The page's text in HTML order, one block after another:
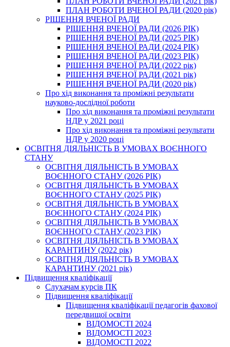
ПЛАН РОБОТИ ВЧЕНОЇ РАДИ (2020 рік)
РІШЕННЯ ВЧЕНОЇ РАДИ
РІШЕННЯ ВЧЕНОЇ РАДИ (2026 РІК)
РІШЕННЯ ВЧЕНОЇ РАДИ (2025 РІК)
РІШЕННЯ ВЧЕНОЇ РАДИ (2024 РІК)
РІШЕННЯ ВЧЕНОЇ РАДИ (2023 РІК)
РІШЕННЯ ВЧЕНОЇ РАДИ (2022 рік)
РІШЕННЯ ВЧЕНОЇ РАДИ (2021 рік)
РІШЕННЯ ВЧЕНОЇ РАДИ (2020 рік)
Про хід виконання та проміжні результати
науково-дослідної роботи
Про хід виконання та проміжні результати
НДР у 2021 році
Про хід виконання та проміжні результати
НДР у 2020 році
ОСВІТНЯ ДІЯЛЬНІСТЬ В УМОВАХ ВОЄННОГО
СТАНУ
ОСВІТНЯ ДІЯЛЬНІСТЬ В УМОВАХ
ВОЄННОГО СТАНУ (2026 РІК)
ОСВІТНЯ ДІЯЛЬНІСТЬ В УМОВАХ
ВОЄННОГО СТАНУ (2025 РІК)
ОСВІТНЯ ДІЯЛЬНІСТЬ В УМОВАХ
ВОЄННОГО СТАНУ (2024 РІК)
ОСВІТНЯ ДІЯЛЬНІСТЬ В УМОВАХ
ВОЄННОГО СТАНУ (2023 РІК)
ОСВІТНЯ ДІЯЛЬНІСТЬ В УМОВАХ
КАРАНТИНУ (2022 рік)
ОСВІТНЯ ДІЯЛЬНІСТЬ В УМОВАХ
КАРАНТИНУ (2021 рік)
Підвищення кваліфікації
Слухачам курсів ПК
Підвищення кваліфікації
Підвищення кваліфікації педагогів фахової
передвищої освіти
ВІДОМОСТІ 2024
ВІДОМОСТІ 2023
ВІДОМОСТІ 2022